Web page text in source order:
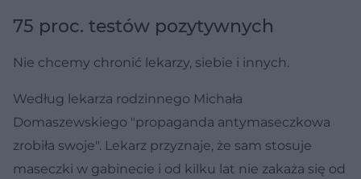
75 proc. testów pozytywnych
Nie chcemy chronić lekarzy, siebie i innych.
Według lekarza rodzinnego Michała
Domaszewskiego "propaganda antymaseczkowa
zrobiła swoje". Lekarz przyznaje, że sam stosuje
maseczki w gabinecie i od kilku lat nie zakaża się od